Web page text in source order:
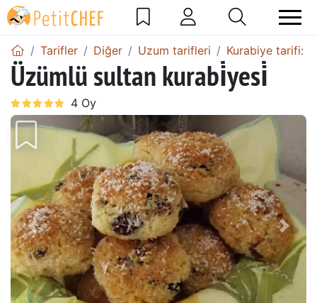
Tarifler Diğer Uzum tarifleri Kurabiye tarifi:
Üzümlü sultan kurabi̇yesi̇
Önceki